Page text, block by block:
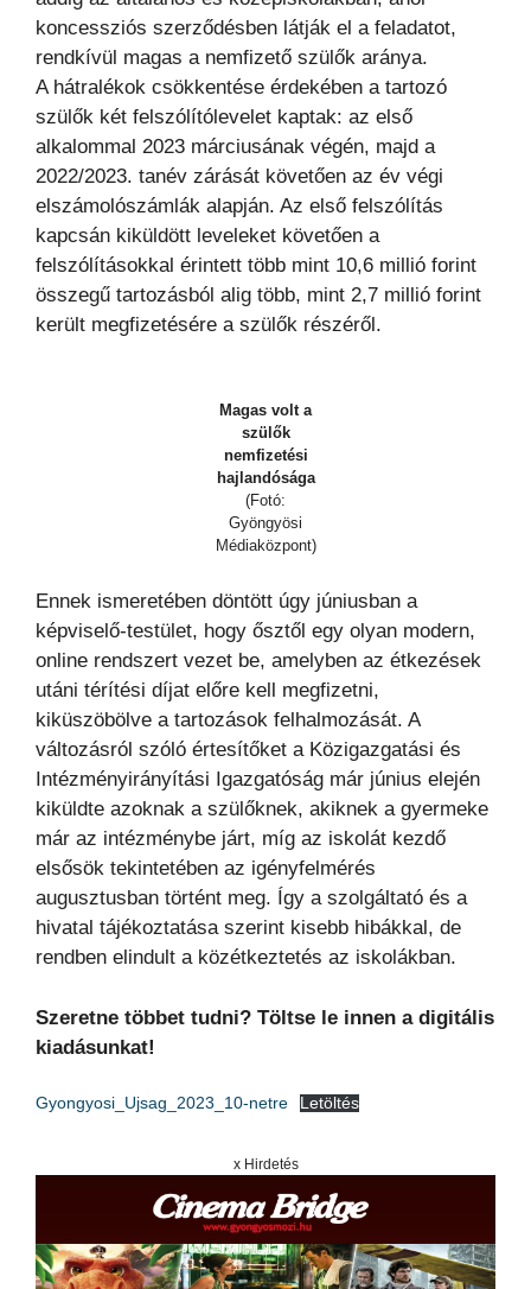
koncessziós szerződésben látják el a feladatot,
rendkívül magas a nemfizető szülők aránya.
A hátralékok csökkentése érdekében a tartozó
szülők két felszólítólevelet kaptak: az első
alkalommal 2023 márciusának végén, majd a
2022/2023. tanév zárását követően az év végi
elszámolószámlák alapján. Az első felszólítás
kapcsán kiküldött leveleket követően a
felszólításokkal érintett több mint 10,6 millió forint
összegű tartozásból alig több, mint 2,7 millió forint
került megfizetésére a szülők részéről.
Magas volt a
szülők
nemfizetési
hajlandósága
(Fotó:
Gyöngyösi
Médiaközpont)
Ennek ismeretében döntött úgy júniusban a
képviselő-testület, hogy ősztől egy olyan modern,
online rendszert vezet be, amelyben az étkezések
utáni térítési díjat előre kell megfizetni,
kiküszöbölve a tartozások felhalmozását. A
változásról szóló értesítőket a Közigazgatási és
Intézményirányítási Igazgatóság már június elején
kiküldte azoknak a szülőknek, akiknek a gyermeke
már az intézménybe járt, míg az iskolát kezdő
elsősök tekintetében az igényfelmérés
augusztusban történt meg. Így a szolgáltató és a
hivatal tájékoztatása szerint kisebb hibákkal, de
rendben elindult a közétkeztetés az iskolákban.
Szeretne többet tudni? Töltse le innen a digitális
kiadásunkat!
Gyongyosi_Ujsag_2023_10-netre Letöltés
x Hirdetés